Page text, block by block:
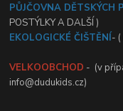
PŮJČOVNA DĚTSKÝCH
POSTÝLKY A DALŠÍ )
EKOLOGICKÉ ČIŠTĚNÍ- (
VELKOOBCHOD - (v
info@dudukids.cz)